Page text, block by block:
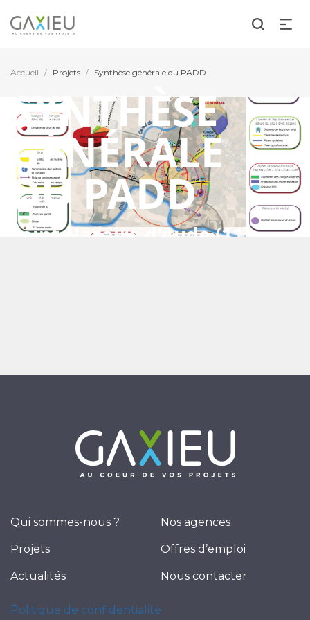
Accueil / Projets / Synthèse générale du PADD
SYNTHÈSE
GÉNÉRALE
DU PADD
Saint Nazaire d'Aude (11)
Qui sommes-nous ?
Projets
Actualités
Nos agences
Offres d’emploi
Nous contacter
Politique de confidentialité